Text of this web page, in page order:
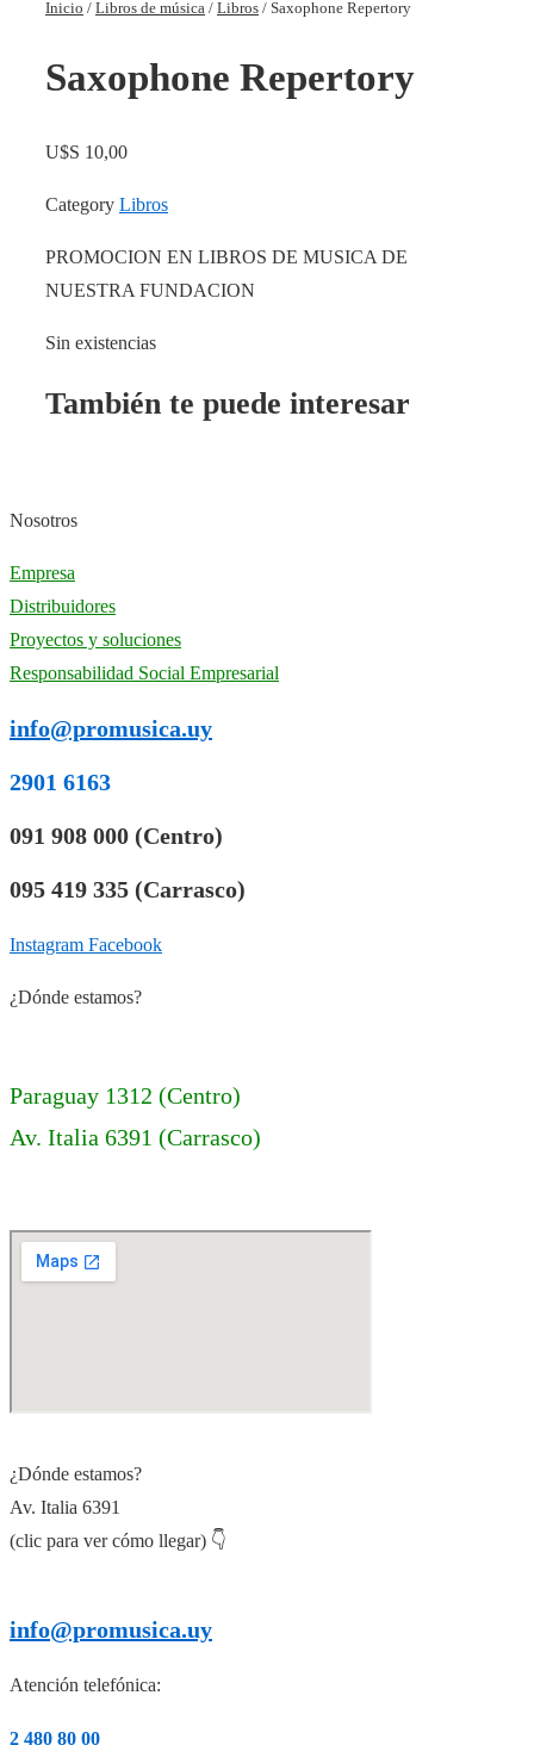
Inicio / Libros de música / Libros / Saxophone Repertory
Saxophone Repertory
U$S 10,00
Category Libros
PROMOCION EN LIBROS DE MUSICA DE
NUESTRA FUNDACION
Sin existencias
También te puede interesar
Nosotros
Empresa
Distribuidores
Proyectos y soluciones
Responsabilidad Social Empresarial
info@promusica.uy
2901 6163
091 908 000 (Centro)
095 419 335 (Carrasco)
Instagram Facebook
¿Dónde estamos?
Paraguay 1312 (Centro)
Av. Italia 6391 (Carrasco)
¿Dónde estamos?
Av. Italia 6391
(clic para ver cómo llegar) 👇
info@promusica.uy
Atención telefónica:
2 480 80 00